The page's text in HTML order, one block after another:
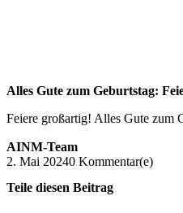
Alles Gute zum Geburtstag:
Feiere großartig! Alles Gute zum
AINM-Team
2. Mai 20240 Kommentar(e)
Teile diesen Beitrag